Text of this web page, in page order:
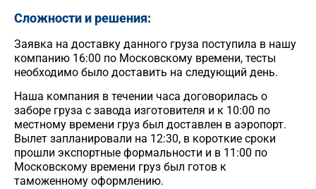
Сложности и решения:
Заявка на доставку данного груза поступила в нашу
компанию 16:00 по Московскому времени, тесты
необходимо было доставить на следующий день.
Наша компания в течении часа договорилась о
заборе груза с завода изготовителя и к 10:00 по
местному времени груз был доставлен в аэропорт.
Вылет запланировали на 12:30, в короткие сроки
прошли экспортные формальности и в 11:00 по
Московскому времени груз был готов к
таможенному оформлению.